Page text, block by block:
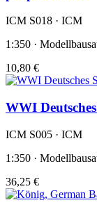
ICM S018 · ICM
1:350 ·
10,80 €
WWI
ICM S005 · ICM
1:350 ·
36,25 €